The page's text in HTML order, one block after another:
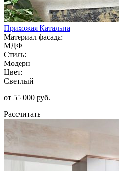
Прихожая Катальпа
Материал фасада:
МДФ
Стиль:
Модерн
Цвет:
Светлый
от 55 000 руб.
Рассчитать